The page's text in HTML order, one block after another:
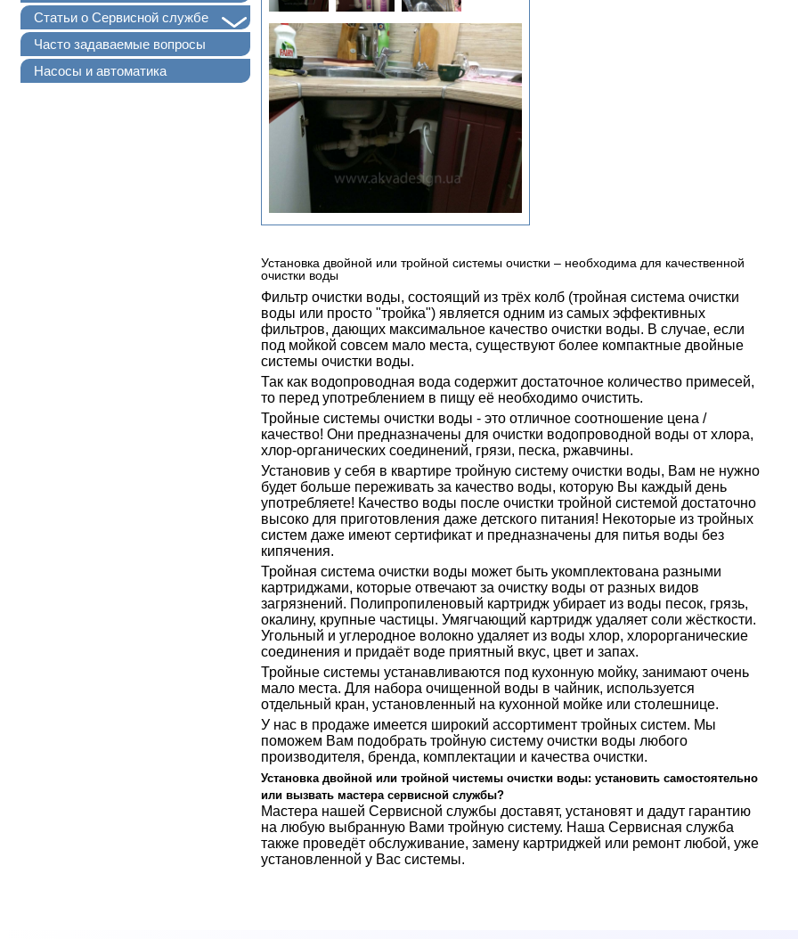
+
Статьи о Сервисной службе
Часто задаваемые вопросы
Насосы и автоматика
Установка двойной или тройной системы очистки – необходима для качественной
очистки воды
Фильтр очистки воды, состоящий из трёх колб (тройная система очистки
воды или просто "тройка") является одним из самых эффективных
фильтров, дающих максимальное качество очистки воды. В случае, если
под мойкой совсем мало места, существуют более компактные двойные
системы очистки воды.
Так как водопроводная вода содержит достаточное количество примесей,
то перед употреблением в пищу её необходимо очистить.
Тройные системы очистки воды - это отличное соотношение цена /
качество! Они предназначены для очистки водопроводной воды от хлора,
хлор-органических соединений, грязи, песка, ржавчины.
Установив у себя в квартире тройную систему очистки воды, Вам не нужно
будет больше переживать за качество воды, которую Вы каждый день
употребляете! Качество воды после очистки тройной системой достаточно
высоко для приготовления даже детского питания! Некоторые из тройных
систем даже имеют сертификат и предназначены для питья воды без
кипячения.
Тройная система очистки воды может быть укомплектована разными
картриджами, которые отвечают за очистку воды от разных видов
загрязнений. Полипропиленовый картридж убирает из воды песок, грязь,
окалину, крупные частицы. Умягчающий картридж удаляет соли жёсткости.
Угольный и углеродное волокно удаляет из воды хлор, хлорорганические
соединения и придаёт воде приятный вкус, цвет и запах.
Тройные системы устанавливаются под кухонную мойку, занимают очень
мало места. Для набора очищенной воды в чайник, используется
отдельный кран, установленный на кухонной мойке или столешнице.
У нас в продаже имеется широкий ассортимент тройных систем. Мы
поможем Вам подобрать тройную систему очистки воды любого
производителя, бренда, комплектации и качества очистки.
Установка двойной или тройной чистемы очистки воды: установить самостоятельно
или вызвать мастера сервисной службы?
Мастера нашей Сервисной службы доставят, установят и дадут гарантию
на любую выбранную Вами тройную систему. Наша Сервисная служба
также проведёт обслуживание, замену картриджей или ремонт любой, уже
установленной у Вас системы.